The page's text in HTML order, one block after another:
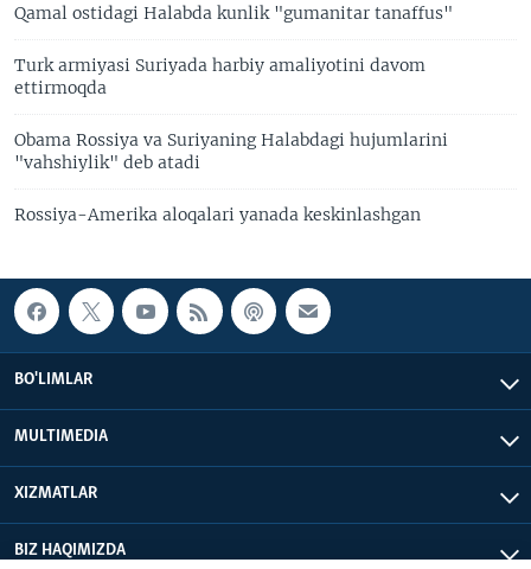
Qamal ostidagi Halabda kunlik "gumanitar tanaffus"
Turk armiyasi Suriyada harbiy amaliyotini davom
ettirmoqda
Obama Rossiya va Suriyaning Halabdagi hujumlarini
"vahshiylik" deb atadi
Rossiya-Amerika aloqalari yanada keskinlashgan
BO'LIMLAR
MULTIMEDIA
XIZMATLAR
BIZ HAQIMIZDA